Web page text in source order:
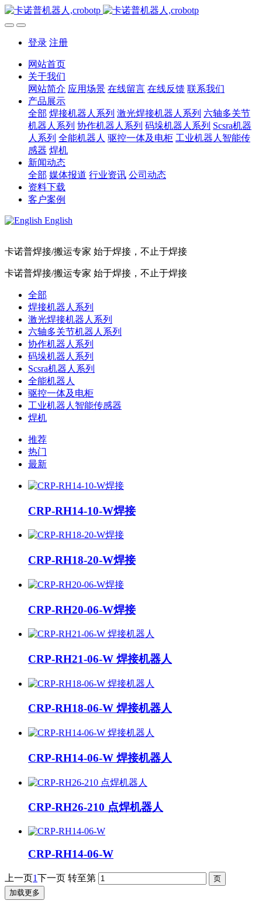
登录 注册
网站首页
关于我们
网站简介 应用场景 在线留言 在线反馈 联系我们
产品展示
全部 焊接机器人系列 激光焊接机器人系列 六轴多关节
机器人系列 协作机器人系列 码垛机器人系列 Scsra机器
人系列 全能机器人 驱控一体及电柜 工业机器人智能传
感器 焊机
新闻动态
全部 媒体报道 行业资讯 公司动态
资料下载
客户案例
English
卡诺普焊接/搬运专家 始于焊接，不止于焊接
卡诺普焊接/搬运专家 始于焊接，不止于焊接
全部
焊接机器人系列
激光焊接机器人系列
六轴多关节机器人系列
协作机器人系列
码垛机器人系列
Scsra机器人系列
全能机器人
驱控一体及电柜
工业机器人智能传感器
焊机
推荐
热门
最新
CRP-RH14-10-W焊接
CRP-RH18-20-W焊接
CRP-RH20-06-W焊接
CRP-RH21-06-W 焊接机器人
CRP-RH18-06-W 焊接机器人
CRP-RH14-06-W 焊接机器人
CRP-RH26-210 点焊机器人
CRP-RH14-06-W
上一页1下一页 转至第
加载更多